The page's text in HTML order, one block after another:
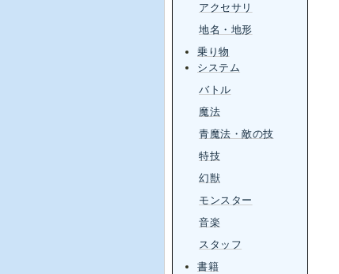
アクセサリ
地名・地形
乗り物
システム
バトル
魔法
青魔法・敵の技
特技
幻獣
モンスター
音楽
スタッフ
書籍